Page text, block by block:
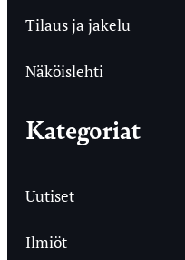
Tilaus ja jakelu
Näköislehti
Kategoriat
Uutiset
Ilmiöt